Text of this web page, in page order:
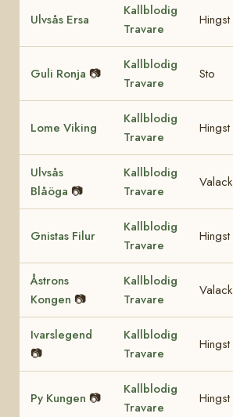
Ulvsås Ersa
Kallblodig
Travare
Hingst
Guli Ronja 📷
Kallblodig
Travare
Sto
Lome Viking
Kallblodig
Travare
Hingst
Ulvsås
Blåöga 📷
Kallblodig
Travare
Valack
Gnistas Filur
Kallblodig
Travare
Hingst
Åstrons
Kongen 📷
Kallblodig
Travare
Valack
Ivarslegend
📷
Kallblodig
Travare
Hingst
Py Kungen 📷
Kallblodig
Travare
Hingst